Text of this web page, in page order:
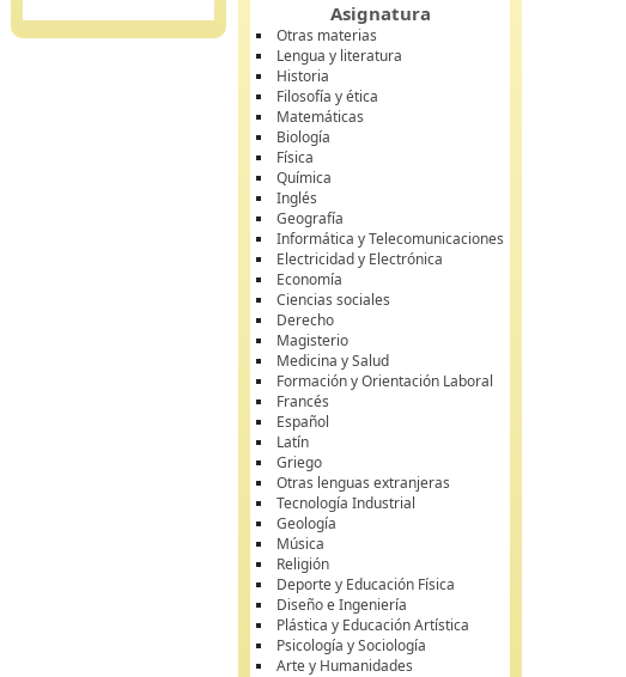
Asignatura
Otras materias
Lengua y literatura
Historia
Filosofía y ética
Matemáticas
Biología
Física
Química
Inglés
Geografía
Informática y Telecomunicaciones
Electricidad y Electrónica
Economía
Ciencias sociales
Derecho
Magisterio
Medicina y Salud
Formación y Orientación Laboral
Francés
Español
Latín
Griego
Otras lenguas extranjeras
Tecnología Industrial
Geología
Música
Religión
Deporte y Educación Física
Diseño e Ingeniería
Plástica y Educación Artística
Psicología y Sociología
Arte y Humanidades